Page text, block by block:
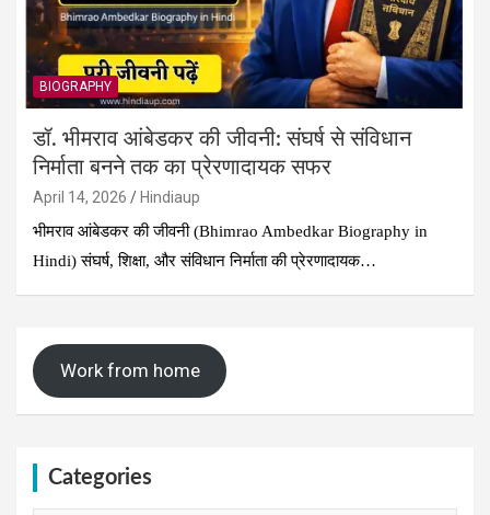
BIOGRAPHY
डॉ. भीमराव आंबेडकर की जीवनी: संघर्ष से संविधान
निर्माता बनने तक का प्रेरणादायक सफर
April 14, 2026
Hindiaup
भीमराव आंबेडकर की जीवनी (Bhimrao Ambedkar Biography in
Hindi) संघर्ष, शिक्षा, और संविधान निर्माता की प्रेरणादायक…
Work from home
Categories